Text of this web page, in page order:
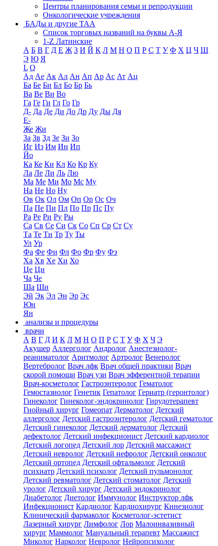
Центры планирования семьи и репродукции
Онкологические учреждения
БАДы и другие ТАА
Список торговых названий на буквы А-Я
1-Z Латинские
А Б В Г Д Е Ж З И Й К Л М Н О П Р С Т У Ф Х Ц Ч Ш
Э Ю Я
L Q
Ад Ае Ак Ал Ан Ап Ар Ас Ат Ац
Ба Бе Би Бл Бо Бр Бь
Ва Ве Ви Во
Га Ге Ги Гл Го Гр
Д- Да Де Ди До Др Ду Ды Дя
Е-
Же Жи
За Зв Зд Зе Зи Зо
Иг Из Им Ин Ип
Йо
Ка Ке Ки Кл Ко Кр Ку
Ла Ле Ли Ль Лю
Ма Ме Ми Мо Мс Му
На Не Но Ну
Ов Ок Ол Ом Оп Ор Ос Оч
Па Пе Пи Пл По Пр Пс Пу
Ра Ре Ри Ру Ры
Са Св Се Си Ск Со Сп Ср Ст Су
Та Те Ти Тр Ту Ты
Ул Ур
Фа Фе Фи Фл Фо Фр Фу Фэ
Ха Хв Хе Хи Хо
Це Ци
Ча Че
Ша Ши
Эй Эк Эл Эн Эр Эс
Юн
Ян
анализы и процедуры
врачи
А В Г Д И К Л М Н О П Р С Т У Ф Х Ч Э
Акушер Аллерголог Андролог Анестезиолог-
реаниматолог Аритмолог Артролог Венеролог
Вертебролог Врач лфк Врач общей практики Врач
скорой помощи Врач узи Врач эфферентной терапии
Врач-косметолог Гастроэнтеролог Гематолог
Гемостазиолог Генетик Гепатолог Гериатр (геронтолог)
Гинеколог Гинеколог-эндокринолог Гирудотерапевт
Гнойный хирург Гомеопат Дерматолог Детский
аллерголог Детский гастроэнтеролог Детский гематолог
Детский гинеколог Детский дерматолог Детский
дефектолог Детский инфекционист Детский кардиолог
Детский логопед Детский лор Детский массажист
Детский невролог Детский нефролог Детский онколог
Детский ортопед Детский офтальмолог Детский
психиатр Детский психолог Детский пульмонолог
Детский ревматолог Детский стоматолог Детский
уролог Детский хирург Детский эндокринолог
Диабетолог Диетолог Иммунолог Инструктор лфк
Инфекционист Кардиолог Кардиохирург Кинезиолог
Клинический фармаколог Косметолог-эстетист
Лазерный хирург Лимфолог Лор Малоинвазивный
хирург Маммолог Мануальный терапевт Массажист
Миколог Нарколог Невролог Нейропсихолог